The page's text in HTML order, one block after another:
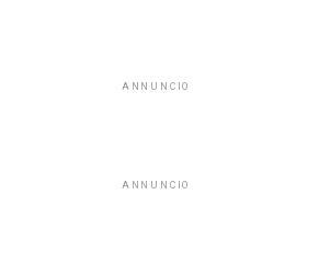
ANNUNCIO
ANNUNCIO